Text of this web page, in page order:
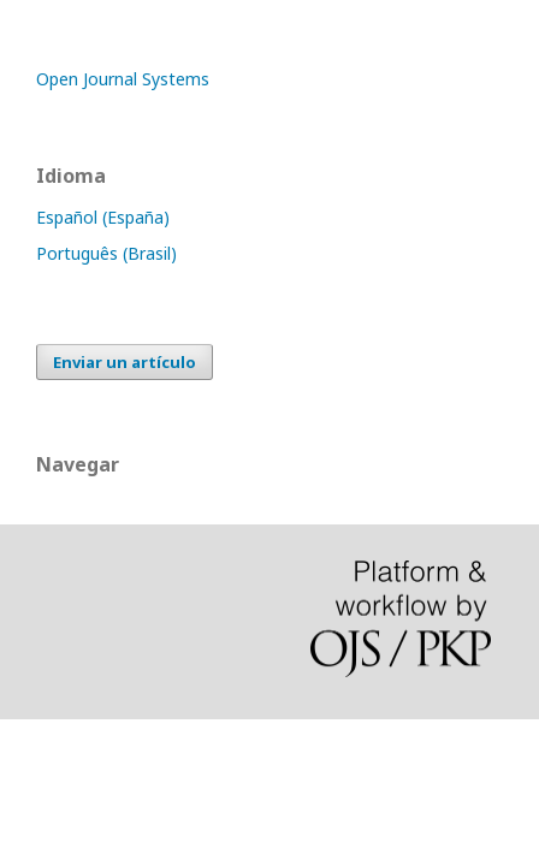
Open Journal Systems
Idioma
Español (España)
Português (Brasil)
Enviar un artículo
Navegar